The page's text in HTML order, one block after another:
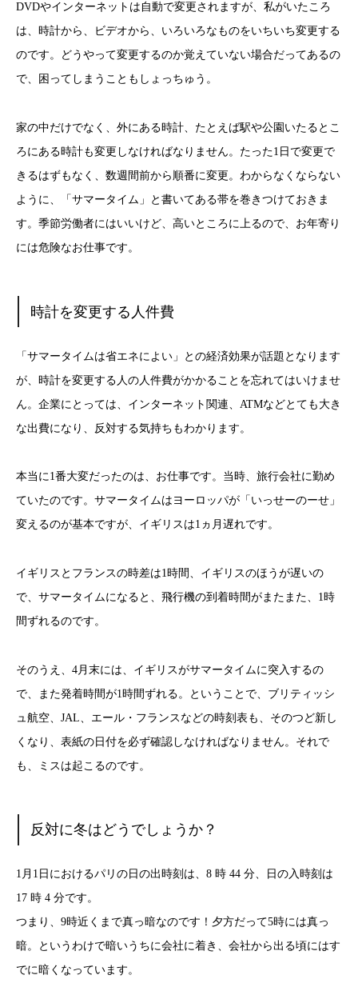
DVDやインターネットは自動で変更されますが、私がいたころ
は、時計から、ビデオから、いろいろなものをいちいち変更する
のです。どうやって変更するのか覚えていない場合だってあるの
で、困ってしまうこともしょっちゅう。
家の中だけでなく、外にある時計、たとえば駅や公園いたるとこ
ろにある時計も変更しなければなりません。たった1日で変更で
きるはずもなく、数週間前から順番に変更。わからなくならない
ように、「サマータイム」と書いてある帯を巻きつけておきま
す。季節労働者にはいいけど、高いところに上るので、お年寄り
には危険なお仕事です。
時計を変更する人件費
「サマータイムは省エネによい」との経済効果が話題となります
が、時計を変更する人の人件費がかかることを忘れてはいけませ
ん。企業にとっては、インターネット関連、ATMなどとても大き
な出費になり、反対する気持ちもわかります。
本当に1番大変だったのは、お仕事です。当時、旅行会社に勤め
ていたのです。サマータイムはヨーロッパが「いっせーのーせ」
変えるのが基本ですが、イギリスは1ヵ月遅れです。
イギリスとフランスの時差は1時間、イギリスのほうが遅いの
で、サマータイムになると、飛行機の到着時間がまたまた、1時
間ずれるのです。
そのうえ、4月末には、イギリスがサマータイムに突入するの
で、また発着時間が1時間ずれる。ということで、ブリティッシ
ュ航空、JAL、エール・フランスなどの時刻表も、そのつど新し
くなり、表紙の日付を必ず確認しなければなりません。それで
も、ミスは起こるのです。
反対に冬はどうでしょうか？
1月1日におけるパリの日の出時刻は、8 時 44 分、日の入時刻は
17 時 4 分です。
つまり、9時近くまで真っ暗なのです！夕方だって5時には真っ
暗。というわけで暗いうちに会社に着き、会社から出る頃にはす
でに暗くなっています。